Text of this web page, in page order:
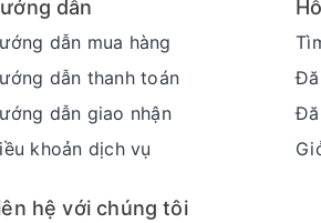
bệnh.
dẫn
dẫn mua hàng
dẫn thanh toán
dẫn giao nhận
khoản dịch vụ
hệ với chúng tôi